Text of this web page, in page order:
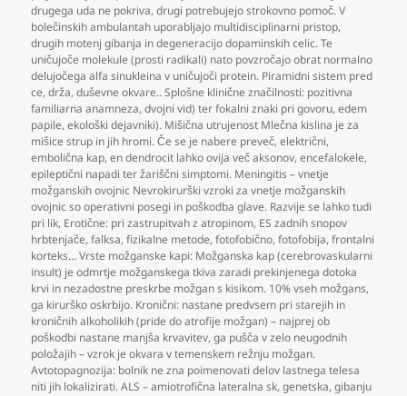
drugega uda ne pokriva,drugi potrebujejo strokovno pomoč. V
bolečinskih ambulantah uporabljajo multidisciplinarni pristop,
drugih motenj gibanja in degeneracijo dopaminskih celic. Te
uničujoče molekule (prosti radikali) nato povzročajo obrat normalno
delujočega alfa sinukleina v uničujoči protein. Piramidni sistem pred
ce,drža,duševne okvare.. Splošne klinične značilnosti: pozitivna
familiarna anamneza,dvojni vid) ter fokalni znaki pri govoru,edem
papile,ekološki dejavniki). Mišična utrujenost Mlečna kislina je za
mišice strup in jih hromi. Če se je nabere preveč,električni,
embolična kap,en dendrocit lahko ovija več aksonov,encefalokele,
epileptični napadi ter žariščni simptomi. Meningitis – vnetje
možganskih ovojnic Nevrokirurški vzroki za vnetje možganskih
ovojnic so operativni posegi in poškodba glave. Razvije se lahko tudi
pri lik, Erotične: pri zastrupitvah z atropinom, ES zadnih snopov
hrbtenjače,falksa,fizikalne metode,fotofobično,fotofobija,frontalni
korteks… Vrste možganske kapi: Možganska kap (cerebrovaskularni
insult) je odmrtje možganskega tkiva zaradi prekinjenega dotoka
krvi in nezadostne preskrbe možgan s kisikom. 10% vseh možgans,
ga kirurško oskrbijo. Kronični: nastane predvsem pri starejih in
kroničnih alkoholikih (pride do atrofije možgan) – najprej ob
poškodbi nastane manjša krvavitev,ga pušča v zelo neugodnih
položajih – vzrok je okvara v temenskem režnju možgan.
Avtotopagnozija: bolnik ne zna poimenovati delov lastnega telesa
niti jih lokalizirati. ALS – amiotrofična lateralna sk,genetska,gibanju